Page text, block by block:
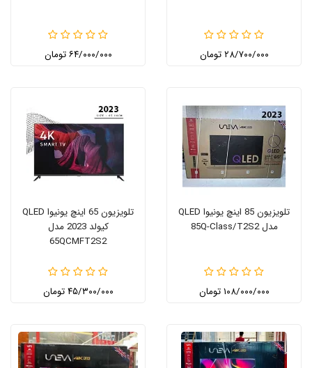
۲۸/۷۰۰/۰۰۰ تومان ۶۴/۰۰۰/۰۰۰ تومان
تلویزیون 85 اینچ یونیوا QLED
مدل 85Q-Class/T2S2
۱۰۸/۰۰۰/۰۰۰ تومان
تلویزیون 65 اینچ یونیوا QLED
کیولد 2023 مدل
65QCMFT2S2
۴۵/۳۰۰/۰۰۰ تومان